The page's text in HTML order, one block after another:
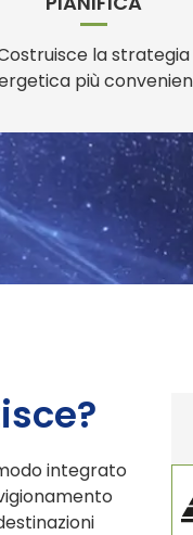
la strategia
più
integrato